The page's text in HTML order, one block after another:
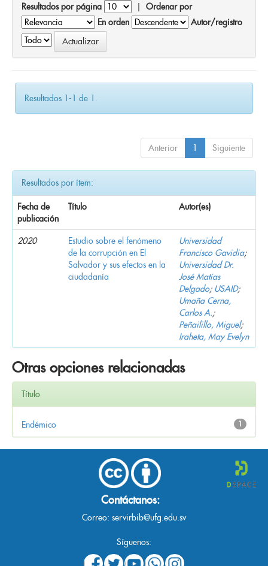
Resultados por página | Ordenar por
En orden
Autor/registro
Resultados 1-1 de 1.
Anterior 1 Siguiente
Resultados por ítem:
Fecha de
publicación
Título Autor(es)
2020
Estudio sobre el fenómeno
de la corrupción en El
Salvador y sus efectos en la
ciudadanía
Universidad
Francisco Gavidia;
Universidad Dr.
José Matías
Delgado; USAID;
Umaña Cerna,
Carlos A.;
Peñailillo, Miguel;
Iraheta, May Evelyn
Otras opciones relacionadas
Título
1
Endémico
Contáctanos:
Correo: servirbib@ufg.edu.sv
Síguenos: